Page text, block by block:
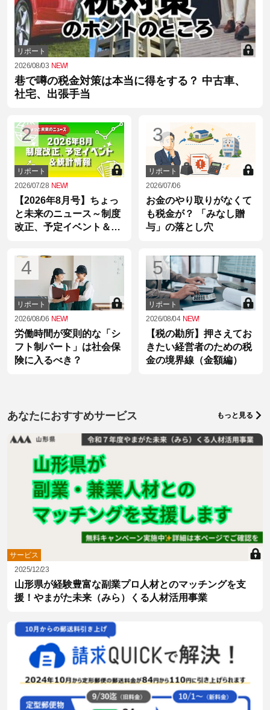
リポート
2026/08/03 NEW!
巷で噂の税金対策は本当に得をする？ 中古車、
社宅、出張手当
2
リポート
2026/07/28 NEW!
【2026年8月号】ちょっ
と未来のニュース～制度
改正、予定イベント＆統
3
リポート
2026/07/06
お金のやり取りがなくて
も税金が？ 「みなし贈
与」の落とし穴
4
リポート
2026/08/06 NEW!
労働時間が変則的な「シ
フト制パート」は社会保
険に入るべき？
5
リポート
2026/08/04 NEW!
【税の勘所】押さえてお
きたい経営者のための税
金の境界線（金額編）
あなたにおすすめサービス もっと見る
サービス
2025/12/23
山形県が経験豊富な副業プロ人材とのマッチングを支
援！やまがた未来（みら）くる人材活用事業